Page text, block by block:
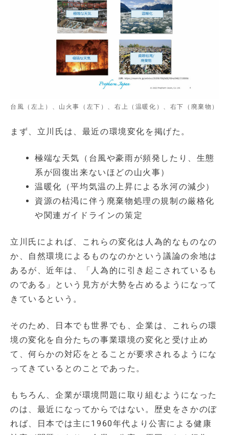
台風（左上）、山火事（左下）、右上（温暖化）、右下（廃棄物）
まず、立川氏は、最近の環境変化を掲げた。
極端な天気（台風や豪雨が頻発したり、生態
系が回復出来ないほどの山火事）
温暖化（平均気温の上昇による氷河の減少）
資源の枯渇に伴う廃棄物処理の規制の厳格化
や関連ガイドラインの策定
立川氏によれば、これらの変化は人為的なものなの
か、自然環境によるものなのかという議論の余地は
あるが、近年は、「人為的に引き起こされているも
のである」という見方が大勢を占めるようになって
きているという。
そのため、日本でも世界でも、企業は、これらの環
境の変化を自分たちの事業環境の変化と受け止め
て、何らかの対応をとることが要求されるようにな
ってきているとのことであった。
もちろん、企業が環境問題に取り組むようになった
のは、最近になってからではない。歴史をさかのぼ
れば、日本では主に1960年代より公害による健康